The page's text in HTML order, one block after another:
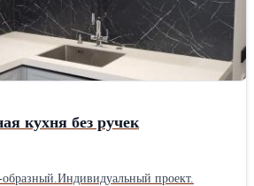
кухня без ручек
проект.